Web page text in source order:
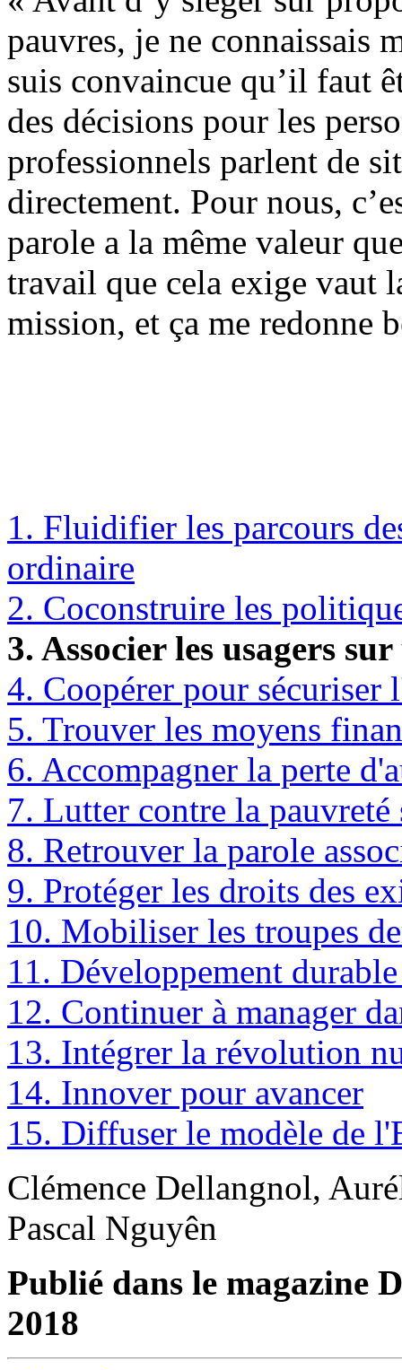
pauvres, je ne connaissais
suis convaincue qu’il faut
des décisions pour les
professionnels parlent de
directement. Pour nous,
parole a la même valeur
travail que cela exige vaut
mission, et ça me redonne
1. Fluidifier les parcours
ordinaire
2. Coconstruire les
3. Associer les usagers
4. Coopérer pour sécuriser
5. Trouver les moyens
6. Accompagner la perte
7. Lutter contre la pauvreté
8. Retrouver la parole
9. Protéger les droits des
10. Mobiliser les troupes
11. Développement
12. Continuer à manager
13. Intégrer la révolution
14. Innover pour avancer
15. Diffuser le modèle de
Clémence Dellangnol,
Pascal Nguyên
Publié dans le magazine
2018